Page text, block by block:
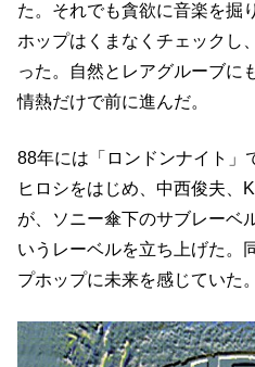
た。それでも貪欲に音楽を掘
ホップはくまなくチェックし
った。自然とレアグルーブに
情熱だけで前に進んだ。
88年には「ロンドンナイト」
ヒロシをはじめ、中西俊夫、
が、ソニー傘下のサブレーベ
いうレーベルを立ち上げた。
プホップに未来を感じていた。